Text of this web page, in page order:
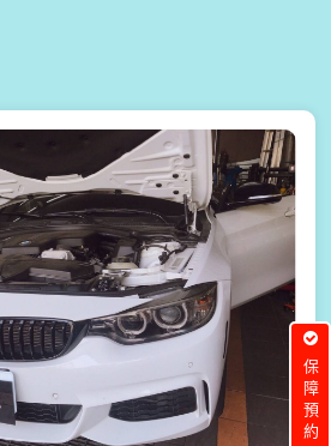
保障預約